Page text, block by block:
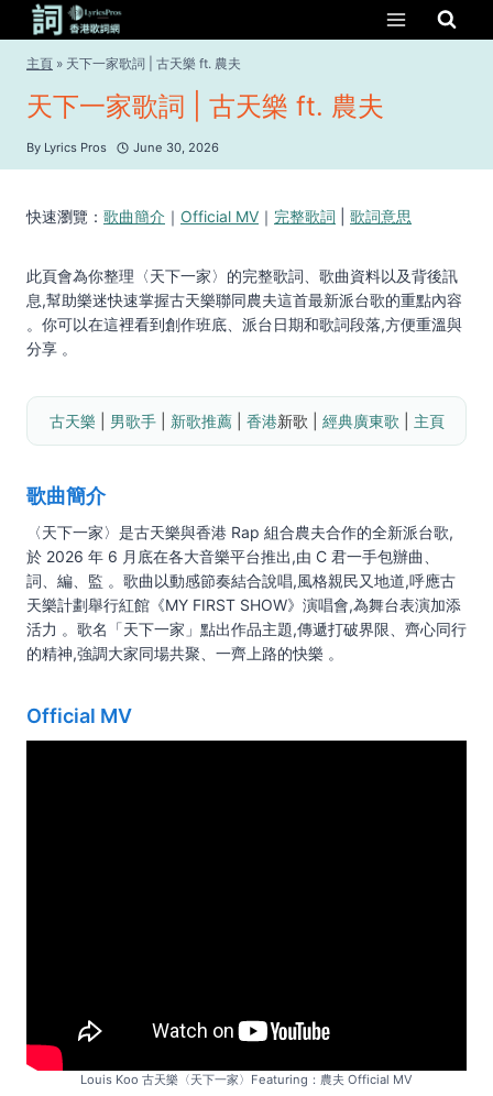
content
主頁 » 天下⼀家歌詞 | 古天樂 ft. 農夫
天下⼀家歌詞 | 古天樂 ft. 農夫
By Lyrics Pros June 30, 2026
快速瀏覽： 歌曲簡介 ｜ Official MV ｜ 完整歌詞 歌詞意思
此頁會為你整理〈天下一家〉的完整歌詞、歌曲資料以及背後訊
息,幫助樂迷快速掌握古天樂聯同農夫這首最新派台歌的重點內容
。你可以在這裡看到創作班底、派台日期和歌詞段落,方便重溫與
分享 。
古天樂 男歌手 | 新歌推薦 | 香港新歌 | 經典廣東歌 主頁
歌曲簡介
〈天下一家〉是古天樂與香港 Rap 組合農夫合作的全新派台歌,
於 2026 年 6 月底在各大音樂平台推出,由 C 君一手包辦曲、
詞、編、監 。歌曲以動感節奏結合說唱,風格親民又地道,呼應古
天樂計劃舉行紅館《MY FIRST SHOW》演唱會,為舞台表演加添
活力 。歌名「天下一家」點出作品主題,傳遞打破界限、齊心同行
的精神,強調大家同場共聚、一齊上路的快樂 。
Official MV
Louis Koo 古天樂〈天下⼀家〉Featuring：農夫 Official MV